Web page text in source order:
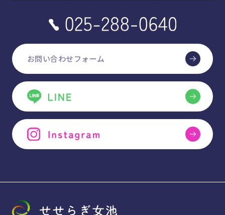
お問い合わせフォーム